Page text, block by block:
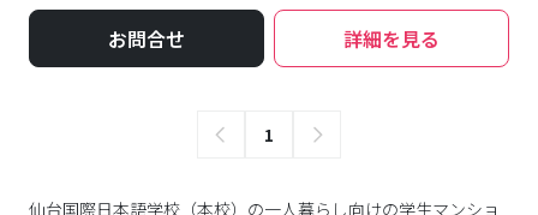
お問合せ 詳細を見る
1
仙台国際日本語学校（本校）の一人暮らし向けの学生マンショ